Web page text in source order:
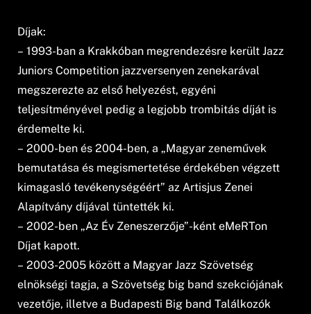
Díjak:
– 1993-ban a Krakkóban megrendezésre került Jazz
Juniors Competition jazzversenyen zenekarával
megszerezte az első helyezést, egyéni
teljesítményével pedig a legjobb trombitás díját is
érdemelte ki.
– 2000-ben és 2004-ben, a „Magyar zeneművek
bemutatása és megismertetése érdekében végzett
kimagasló tevékenységéért” az Artisjus Zenei
Alapítvány díjával tüntették ki.
– 2002-ben „Az Év Zeneszerzője”-ként eMeRTon
Díjat kapott.
– 2003-2005 között a Magyar Jazz Szövetség
elnökségi tagja, a Szövetség big band szekciójának
vezetője, illetve a Budapesti Big band Találkozók